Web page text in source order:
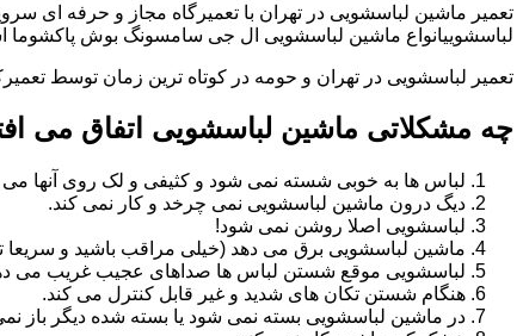
تعمیر ماشین لباسشویی در تهران با تعمیرگاه مجاز و حرفه ای
لباسشوییانواع ماشین لباسشویی ال جی سامسونگ بوش پاکشوما
تعمیر لباسشویی در تهران و حومه در کوتاه ترین زمان توسط
چه مشکلاتی ماشین لباسشویی اتفاق می
لباس ها به خوبی شسته نمی شود و کثیفی و لک روی آنها می
دیگ درون ماشین لباسشویی نمی چرخد و کار نمی کند.
لباسشویی اصلا روشن نمی شود!
ماشین لباسشویی برق می دهد (خیلی مراقب باشید و سریعا
لباسشویی موقع شستن لباس ها صداهای عجیب غریب می
هنگام شستن تکان های شدید و غیر قابل کنترل می کند.
در ماشین لباسشویی بسته نمی شود یا بسته شده دیگر باز